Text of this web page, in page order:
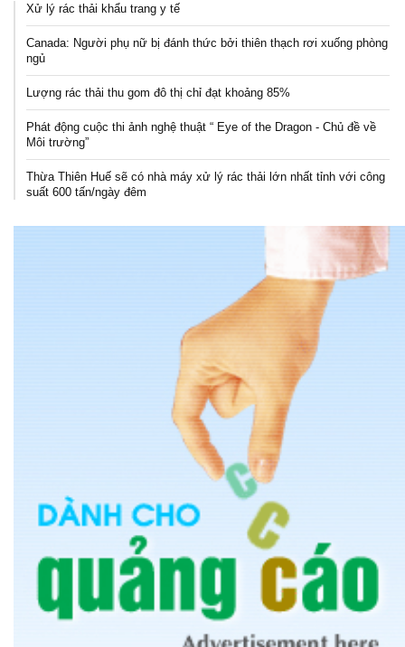
Xử lý rác thải khẩu trang y tế
Canada: Người phụ nữ bị đánh thức bởi thiên thạch rơi xuống phòng
ngủ
Lượng rác thải thu gom đô thị chỉ đạt khoảng 85%
Phát động cuộc thi ảnh nghệ thuật “ Eye of the Dragon - Chủ đề về
Môi trường”
Thừa Thiên Huế sẽ có nhà máy xử lý rác thải lớn nhất tỉnh với công
suất 600 tấn/ngày đêm